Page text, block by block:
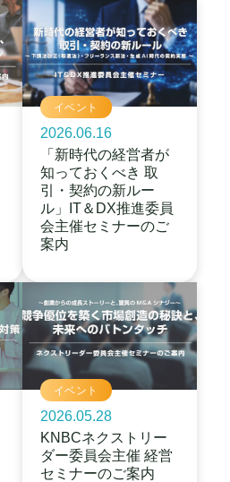
イベント
2026.06.16
「新時代の経営者が
知っておくべき 取
引・契約の新ルー
ル」IT＆DX推進委員
会主催セミナーのご
案内
イベント
2026.05.28
KNBCネクストリー
ダー委員会主催 経営
セミナーのご案内